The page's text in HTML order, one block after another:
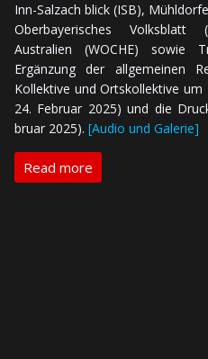
Inn-Salzach blick (ISB),
Oberbayerisches
Australien (WOCHE) sowie
Ergänzung der all­ge­mei­nen
Kol­lek­ti­ve und Orts­kol­lek­ti­ve
24. Fe­bru­ar 2025) und die
bru­ar 2025). [Audio und Galerie]
Read more